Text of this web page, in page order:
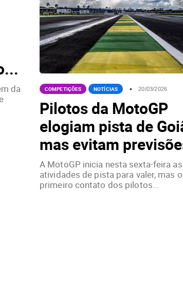
da
COMPETIÇÕES NOTÍCIAS 20/03/2026
Pilotos da MotoGP
elogiam pista de
mas evitam
A MotoGP inicia nesta sexta-feira as
atividades de pista para valer, mas o
primeiro contato dos pilotos...